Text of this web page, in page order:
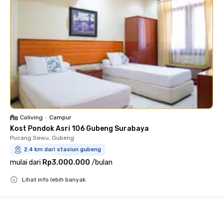
Coliving • Campur
Kost Pondok Asri 106 Gubeng Surabaya
Pucang Sewu, Gubeng
2.4 km dari stasiun gubeng
mulai dari Rp3.000.000 /bulan
Lihat info lebih banyak